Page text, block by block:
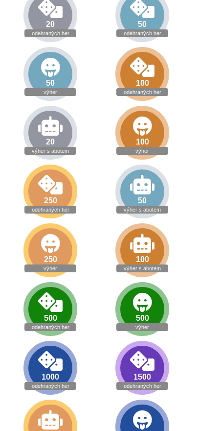
20
odehraných her
50
odehraných her
50
výher
100
odehraných her
20
výher s abotem
100
výher
250
odehraných her
50
výher s abotem
250
výher
100
výher s abotem
500
odehraných her
500
výher
1000
odehraných her
1500
odehraných her